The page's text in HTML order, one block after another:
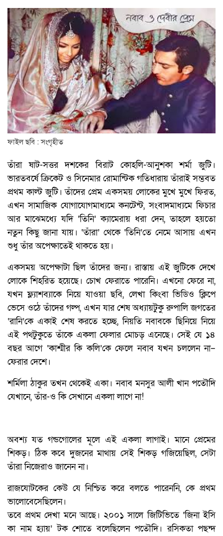
ফাইল ছবি : সংগৃহীত
তাঁরা ষাট-সত্তর দশকের বিরাট কোহলি-আনুশকা শর্মা জুটি।
ভারতবর্ষে ক্রিকেট ও সিনেমার রোমান্টিক গতিধারায় তাঁরাই সম্ভবত
প্রথম কাল্ট জুটি। তাঁদের প্রেম একসময় লোকের মুখে মুখে ফিরত,
এখন সামাজিক যোগাযোগমাধ্যমে কনটেন্ট, সংবাদমাধ্যমে ফিচার
আর মাঝেমধ্যে যদি ‘তিনি’ ক্যামেরায় ধরা দেন, তাহলে হয়তো
নতুন কিছু জানা যায়। ‘তাঁরা’ থেকে ‘তিনি’তে নেমে আসায় এখন
শুধু তাঁর অপেক্ষাতেই থাকতে হয়।
একসময় অপেক্ষাটা ছিল তাঁদের জন্য। রাস্তায় এই জুটিকে দেখে
লোকে শিহরিত হয়েছে। চোখ ফেরাতে পারেনি। এখনো ফেরে না,
যখন ফ্ল্যাশব্যাকে নিয়ে যাওয়া ছবি, লেখা কিংবা ভিডিও ক্লিপে
ভেসে ওঠে তাঁদের গল্প, এখন যার শেষ অধ্যায়টুকু রুপালি জগতের
‘রানি’কে একাই শেষ করতে হচ্ছে, নিয়তি নবাবকে ছিনিয়ে নিয়ে
এই পথটুকুতে তাঁকে একলা ফেলার মোচড় এনেছে। সেই যে ১৪
বছর আগে ‘কাশ্মীর কি কলি’কে ফেলে নবাব যখন চললেন না–
ফেরার দেশে।
শর্মিলা ঠাকুর তখন থেকেই একা। নবাব মনসুর আলী খান পতৌদি
যেখানে, তাঁর-ও কি সেখানে একলা লাগে না!
অবশ্য যত গন্ডগোলের মূলে এই একলা লাগাই। মানে প্রেমের
শিকড়। ঠিক কবে দুজনের মাথায় সেই শিকড় গজিয়েছিল, সেটা
তাঁরা নিজেরাও জানেন না।
রাজযোটকের কেউ যে নিশ্চিত করে বলতে পারেননি, কে প্রথম
ভালোবেসেছিলেন।
তবে প্রথম দেখা মনে আছে। ২০০১ সালে জিটিভিতে ‘জিনা ইসি
কা নাম হ্যায়’ টক শোতে বলেছিলেন পতৌদি। রসিকতা পছন্দ